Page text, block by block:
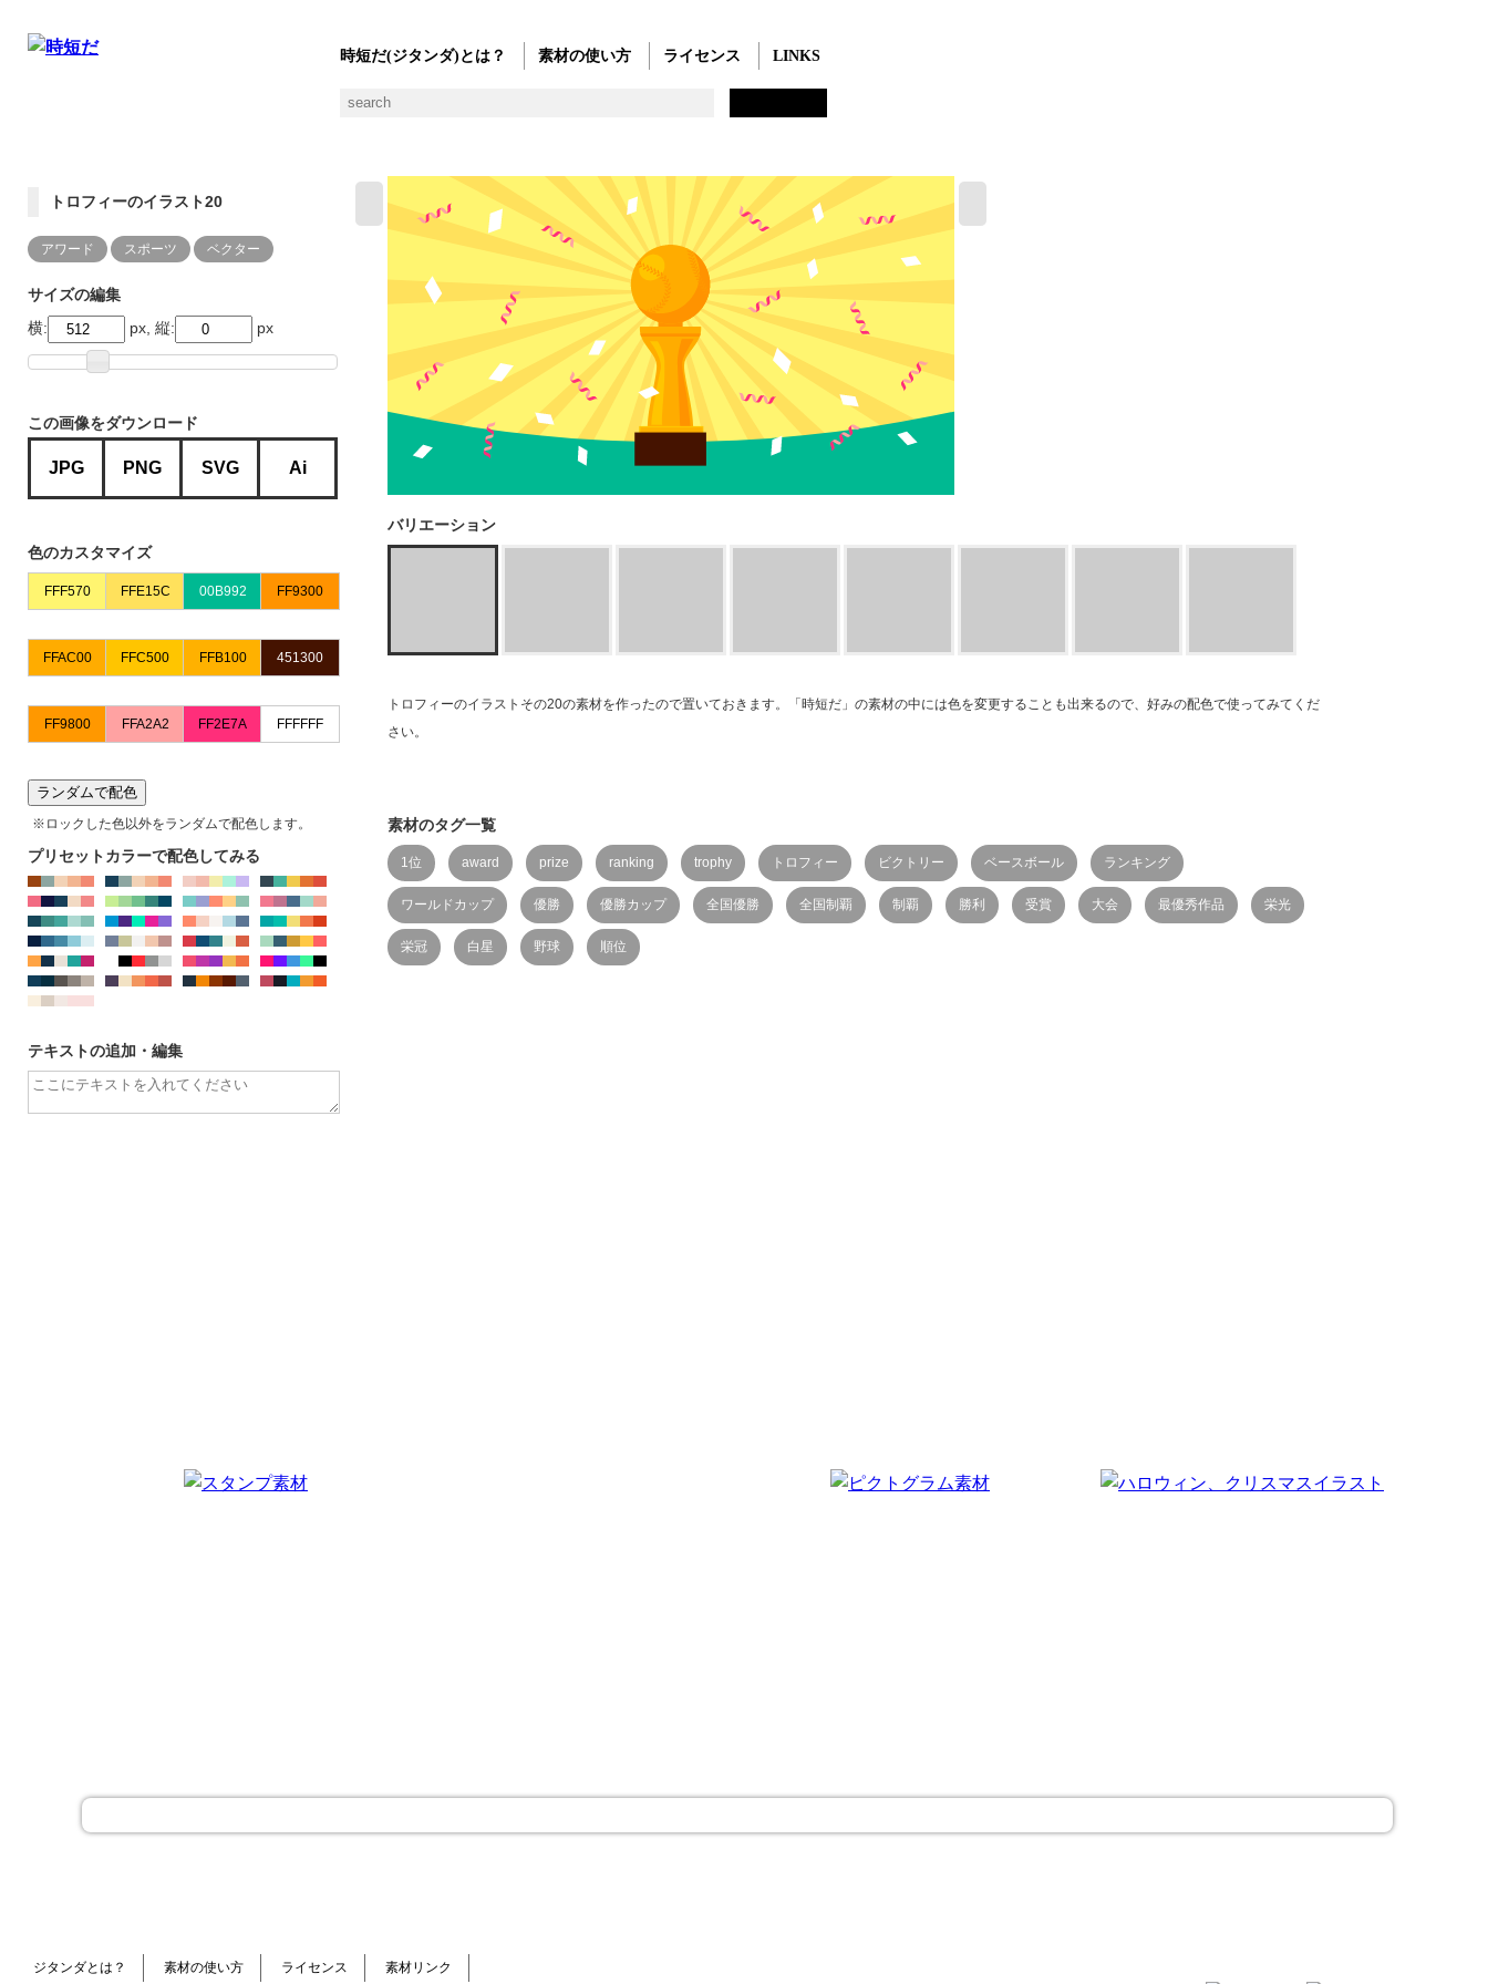
時短だ(ジタンダ)とは？ 素材の使い方 ライセンス LINKS
トロフィーのイラスト20
アワード スポーツ ベクター
サイズの編集
横:
px, 縦: px
この画像をダウンロード
JPG PNG SVG Ai
色のカスタマイズ
ランダムで配色
※ロックした色以外をランダムで配色します。
プリセットカラーで配色してみる
テキストの追加・編集
バリエーション
トロフィーのイラストその20の素材を作ったので置いておきます。「時短だ」の素材の中には色を変更することも出来るので、好みの配色で使ってみてくだ
さい。
素材のタグ一覧
1位 award prize ranking trophy トロフィー ビクトリー ベースボール ランキング
ワールドカップ 優勝 優勝カップ 全国優勝 全国制覇 制覇 勝利 受賞 大会 最優秀作品 栄光
栄冠 白星 野球 順位
ジタンダとは？ 素材の使い方 ライセンス 素材リンク